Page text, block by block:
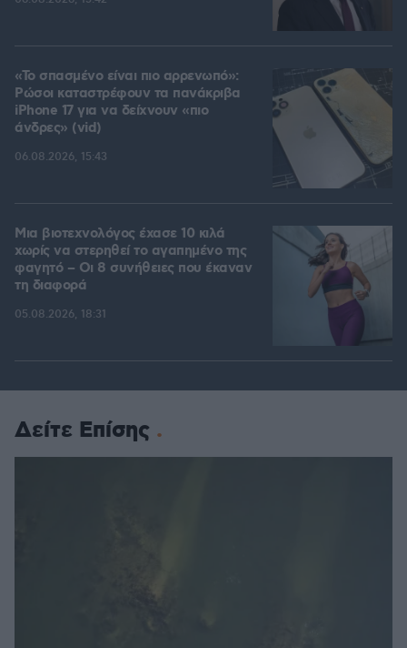
«Το σπασμένο είναι πιο αρρενωπό»:
Ρώσοι καταστρέφουν τα πανάκριβα
iPhone 17 για να δείχνουν «πιο
άνδρες» (vid)
06.08.2026, 15:43
Μια βιοτεχνολόγος έχασε 10 κιλά
χωρίς να στερηθεί το αγαπημένο της
φαγητό – Οι 8 συνήθειες που έκαναν
τη διαφορά
05.08.2026, 18:31
Δείτε Επίσης